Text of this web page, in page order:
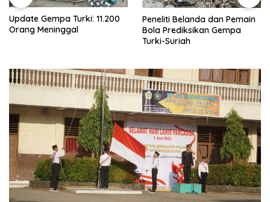
Update Gempa Turki: 11.200
Orang Meninggal
Peneliti Belanda dan Pemain
Bola Prediksikan Gempa
Turki-Suriah